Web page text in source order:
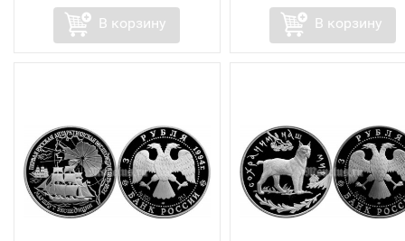
В корзину В корзину